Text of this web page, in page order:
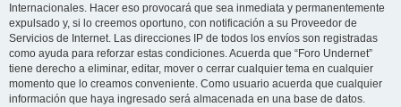
Internacionales. Hacer eso provocará que sea inmediata y permanentemente
expulsado y, si lo creemos oportuno, con notificación a su Proveedor de
Servicios de Internet. Las direcciones IP de todos los envíos son registradas
como ayuda para reforzar estas condiciones. Acuerda que “Foro Undernet”
tiene derecho a eliminar, editar, mover o cerrar cualquier tema en cualquier
momento que lo creamos conveniente. Como usuario acuerda que cualquier
información que haya ingresado será almacenada en una base de datos.